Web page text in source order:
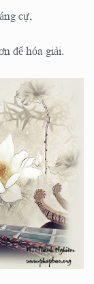
cự,
để hóa giải.